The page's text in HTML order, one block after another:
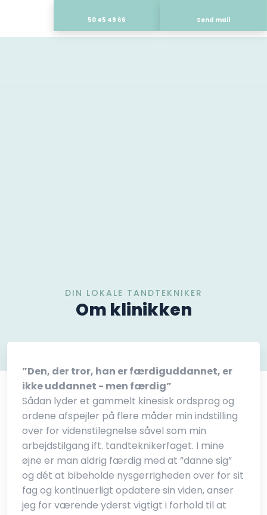
50 45 49 66 Send mail
DIN LOKALE TANDTEKNIKER
Om klinikken
”Den, der tror, han er færdiguddannet, er
ikke uddannet - men færdig”
Sådan lyder et gammelt kinesisk ordsprog og
ordene afspejler på flere måder min indstilling
over for videnstilegnelse såvel som min
arbejdstilgang ift. tandteknikerfaget. I mine
øjne er man aldrig færdig med at ”danne sig”
og dét at bibeholde nysgerrigheden over for sit
fag og kontinuerligt opdatere sin viden, anser
jeg for værende yderst vigtigt i forhold til at